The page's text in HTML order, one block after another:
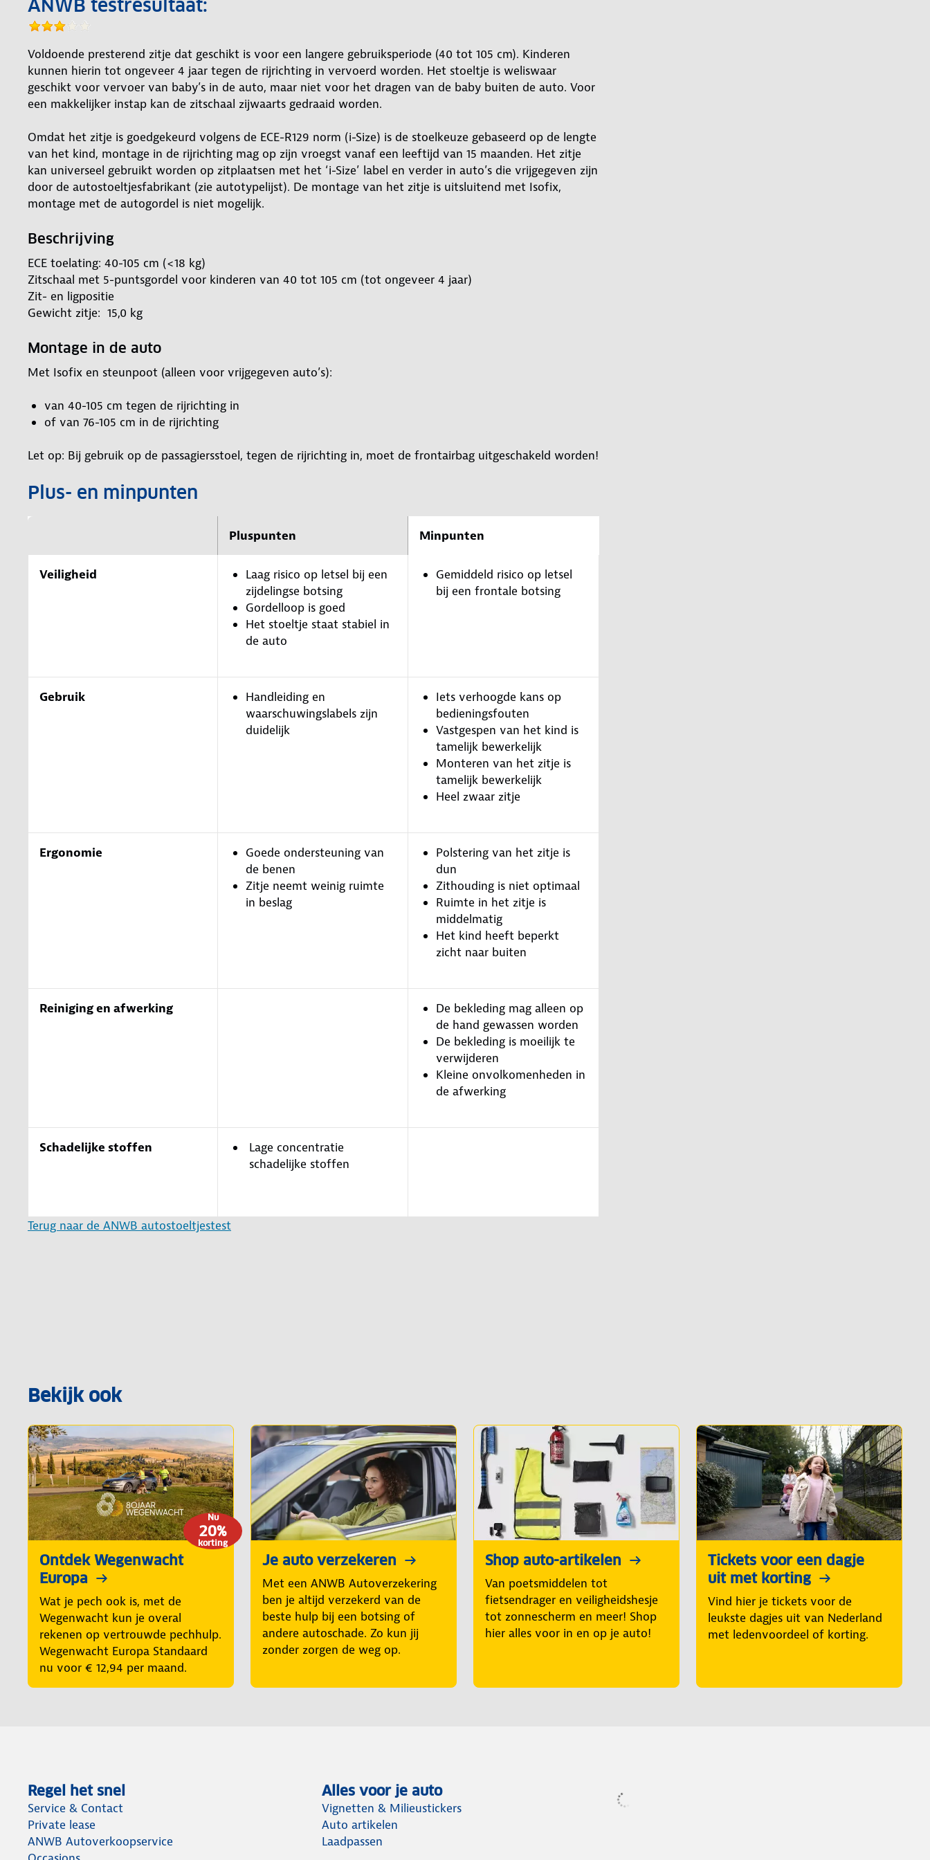
ANWB testresultaat:
Voldoende presterend zitje dat geschikt is voor een langere gebruiksperiode (40 tot 105 cm). Kinderen
kunnen hierin tot ongeveer 4 jaar tegen de rijrichting in vervoerd worden. Het stoeltje is weliswaar
geschikt voor vervoer van baby’s in de auto, maar niet voor het dragen van de baby buiten de auto. Voor
een makkelijker instap kan de zitschaal zijwaarts gedraaid worden.
Omdat het zitje is goedgekeurd volgens de ECE-R129 norm (i-Size) is de stoelkeuze gebaseerd op de lengte
van het kind, montage in de rijrichting mag op zijn vroegst vanaf een leeftijd van 15 maanden. Het zitje
kan universeel gebruikt worden op zitplaatsen met het ‘i-Size’ label en verder in auto’s die vrijgegeven zijn
door de autostoeltjesfabrikant (zie autotypelijst). De montage van het zitje is uitsluitend met Isofix,
montage met de autogordel is niet mogelijk.
Beschrijving
ECE toelating: 40-105 cm (<18 kg)
Zitschaal met 5-puntsgordel voor kinderen van 40 tot 105 cm (tot ongeveer 4 jaar)
Zit- en ligpositie
Gewicht zitje: 15,0 kg
Montage in de auto
Met Isofix en steunpoot (alleen voor vrijgegeven auto’s):
van 40-105 cm tegen de rijrichting in
of van 76-105 cm in de rijrichting
Let op: Bij gebruik op de passagiersstoel, tegen de rijrichting in, moet de frontairbag uitgeschakeld worden!
Plus- en minpunten
Pluspunten Minpunten
Veiligheid
Laag risico op letsel bij een
zijdelingse botsing
Gordelloop is goed
Het stoeltje staat stabiel in
de auto
Gemiddeld risico op letsel
bij een frontale botsing
Gebruik
Handleiding en
waarschuwingslabels zijn
duidelijk
Iets verhoogde kans op
bedieningsfouten
Vastgespen van het kind is
tamelijk bewerkelijk
Monteren van het zitje is
tamelijk bewerkelijk
Heel zwaar zitje
Ergonomie
Goede ondersteuning van
de benen
Zitje neemt weinig ruimte
in beslag
Polstering van het zitje is
dun
Zithouding is niet optimaal
Ruimte in het zitje is
middelmatig
Het kind heeft beperkt
zicht naar buiten
Reiniging en afwerking
De bekleding mag alleen op
de hand gewassen worden
De bekleding is moeilijk te
verwijderen
Kleine onvolkomenheden in
de afwerking
Schadelijke stoffen
Lage concentratie
schadelijke stoffen
Terug naar de ANWB autostoeltjestest
Bekijk ook
Nu
20%
korting
Ontdek Wegenwacht
Europa
Wat je pech ook is, met de
Wegenwacht kun je overal
rekenen op vertrouwde pechhulp.
Wegenwacht Europa Standaard
nu voor € 12,94 per maand.
Je auto verzekeren
Met een ANWB Autoverzekering
ben je altijd verzekerd van de
beste hulp bij een botsing of
andere autoschade. Zo kun jij
zonder zorgen de weg op.
Shop auto-artikelen
Van poetsmiddelen tot
fietsendrager en veiligheidshesje
tot zonnescherm en meer! Shop
hier alles voor in en op je auto!
Tickets voor een dagje
uit met korting
Vind hier je tickets voor de
leukste dagjes uit van Nederland
met ledenvoordeel of korting.
Regel het snel
Service & Contact
Private lease
ANWB Autoverkoopservice
Alles voor je auto
Vignetten & Milieustickers
Auto artikelen
Laadpassen